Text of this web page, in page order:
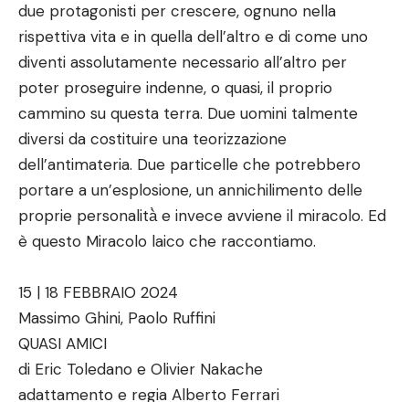
due protagonisti per crescere, ognuno nella
rispettiva vita e in quella dell’altro e di come uno
diventi assolutamente necessario all’altro per
poter proseguire indenne, o quasi, il proprio
cammino su questa terra. Due uomini talmente
diversi da costituire una teorizzazione
dell’antimateria. Due particelle che potrebbero
portare a un’esplosione, un annichilimento delle
proprie personalità̀ e invece avviene il miracolo. Ed
è questo Miracolo laico che raccontiamo.
15 | 18 FEBBRAIO 2024
Massimo Ghini, Paolo Ruffini
QUASI AMICI
di Eric Toledano e Olivier Nakache
adattamento e regia Alberto Ferrari